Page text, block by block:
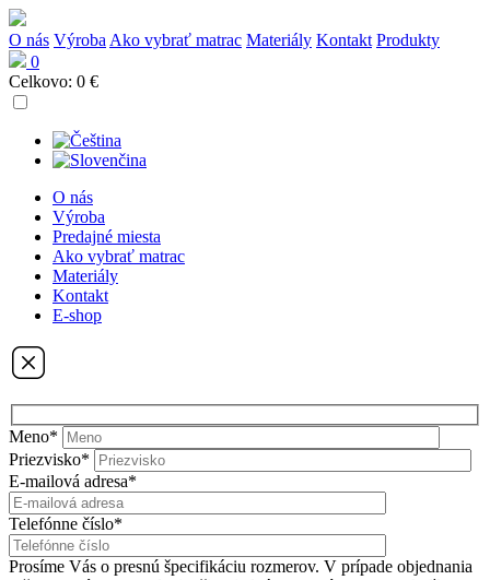
O nás Výroba Ako vybrať matrac Materiály Kontakt Produkty
0
Celkovo: 0 €
O nás
Výroba
Predajné miesta
Ako vybrať matrac
Materiály
Kontakt
E-shop
Meno*
Priezvisko*
E-mailová adresa*
Telefónne číslo*
Prosíme Vás o presnú špecifikáciu rozmerov. V prípade objednania